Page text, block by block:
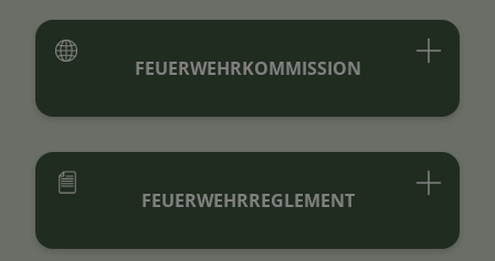
FEUERWEHRKOMMISSION
FEUERWEHRREGLEMENT